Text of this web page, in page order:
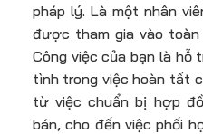
pháp lý. Là mộtnhân
được tham gia vào
Công việc của bạn là hỗ
tình trong việc hoàn tất
từ việc chuẩn bị hợp
bán, cho đến việc phối